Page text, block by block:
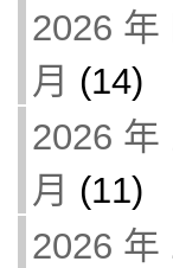
2026 年
月 (14)
2026 年
月 (11)
2026 年